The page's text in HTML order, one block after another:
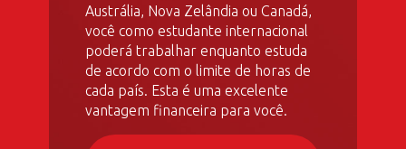
Austrália, Nova Zelândia ou Canadá,
você como estudante internacional
poderá trabalhar enquanto estuda
de acordo com o limite de horas de
cada país. Esta é uma excelente
vantagem financeira para você.